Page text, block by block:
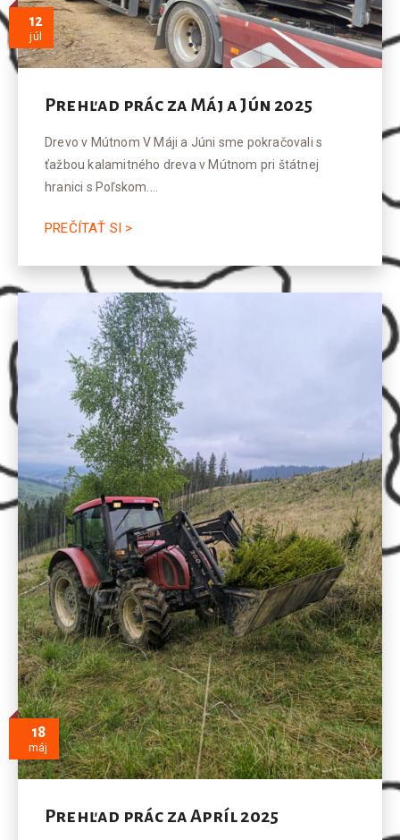
12
júl
Prehľad prác za Máj a Jún 2025
Drevo v Mútnom V Máji a Júni sme pokračovali s
ťažbou kalamitného dreva v Mútnom pri štátnej
hranici s Poľskom.…
PREČÍTAŤ SI >
18
máj
Prehľad prác za Apríl 2025